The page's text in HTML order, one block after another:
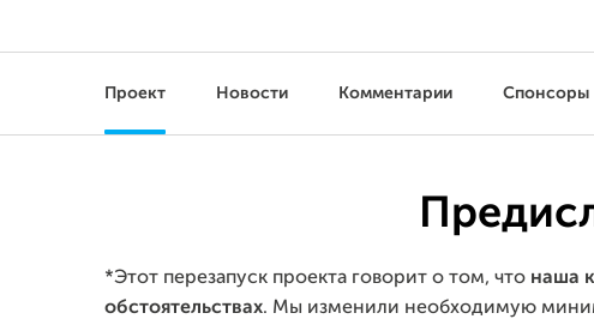
Проект Новости Комментарии Спонсоры
*Этот перезапуск проекта говорит о том, что наша
обстоятельствах. Мы изменили необходимую